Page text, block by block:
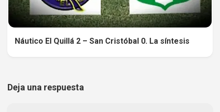
Náutico El Quillá 2 – San Cristóbal 0. La síntesis
Deja una respuesta